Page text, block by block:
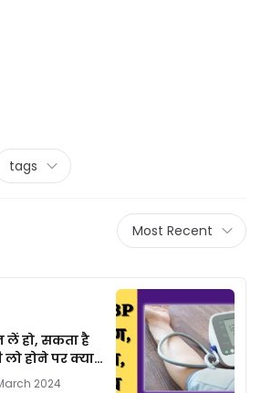
tags
Most Recent
लें हो, सकता है
होने पर क्या
2024